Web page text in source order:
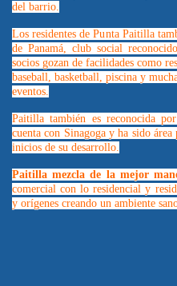
del barrio.
Los residentes de Punta Paitilla
de Panamá, club social
socios gozan de facilidades como
baseball, basketball, piscina y
eventos.
Paitilla también es reconocida
cuenta con Sinagoga y ha sido
inicios de su desarrollo.
Paitilla mezcla de la mejor
comercial con lo residencial y
y orígenes creando un ambiente